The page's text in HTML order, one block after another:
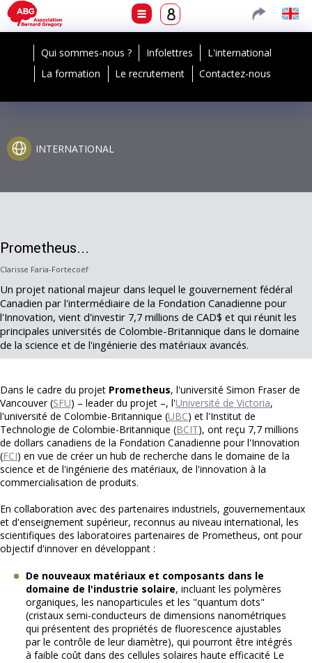
Qui sommes-nous ? Infolettres
L'international
La formation
Le recrutement Contactez-nous
INTERNATIONAL
Prometheus...
Clarisse Faria-Fortecoëf
Un projet national majeur dans lequel le gouvernement fédéral
Canadien par l'intermédiaire de la Fondation Canadienne pour
l'Innovation, vient d'investir 7,7 millions de CAD$ et qui réunit les
principales universités de Colombie-Britannique dans le domaine
de la science et de l'ingénierie des matériaux avancés.
Dans le cadre du projet Prometheus, l'université Simon Fraser de
Vancouver (SFU) – leader du projet –, l'Université de Victoria,
l'université de Colombie-Britannique (UBC) et l'Institut de
Technologie de Colombie-Britannique (BCIT), ont reçu 7,7 millions
de dollars canadiens de la Fondation Canadienne pour l'Innovation
(FCI) en vue de créer un hub de recherche dans le domaine de la
science et de l'ingénierie des matériaux, de l'innovation à la
commercialisation de produits.
En collaboration avec des partenaires industriels, gouvernementaux
et d'enseignement supérieur, reconnus au niveau international, les
scientifiques des laboratoires partenaires de Prometheus, ont pour
objectif d'innover en développant :
De nouveaux matériaux et composants dans le
domaine de l'industrie solaire, incluant les polymères
organiques, les nanoparticules et les "quantum dots"
(cristaux semi-conducteurs de dimensions nanométriques
qui présentent des propriétés de fluorescence ajustables
par le contrôle de leur diamètre), qui pourront être intégrés
à faible coût dans des cellules solaires haute efficacité Le